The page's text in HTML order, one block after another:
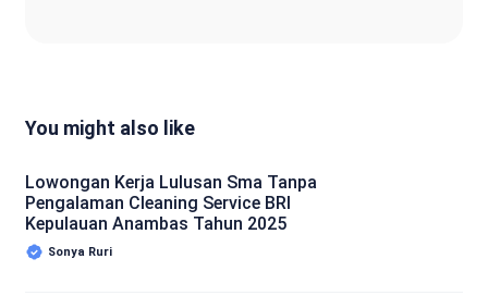
You might also like
Lowongan Kerja Lulusan Sma Tanpa
Pengalaman Cleaning Service BRI
Kepulauan Anambas Tahun 2025
Sonya Ruri